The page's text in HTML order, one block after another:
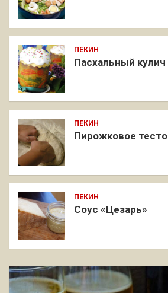
ПЕКИН
Пасхальный кулич
ПЕКИН
Пирожковое тесто
ПЕКИН
Соус «Цезарь»